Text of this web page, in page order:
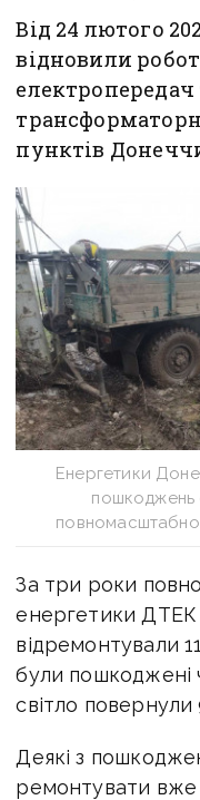
Від 24 лютого
відновили
електропередач
пунктів
Енергетики
пошкоджень
За три роки
енергетики ДТЕК
відремонтували
були пошкоджені
світло повернули
Деякі з
ремонтувати вже